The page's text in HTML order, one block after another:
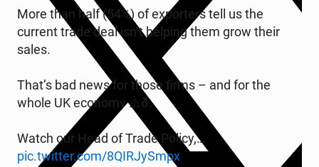
More than half (54%) of expor­ters tell us the
current trade deal isn’t helping them grow their
sales.
That’s bad news for those firms – and for the
whole UK economy ⚠️ð.
Watch our Head of Trade Policy,…
pic.twitter.com/8QIR­Jy­Smpx